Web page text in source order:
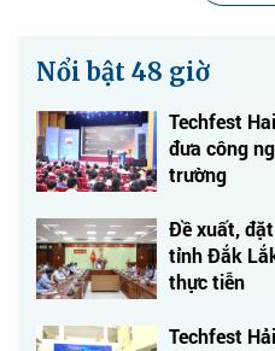
Nổi bật 48 giờ
Techfest
đưa công
trường
Đề xuất,
tỉnh Đắk
thực tiễn
Techfest